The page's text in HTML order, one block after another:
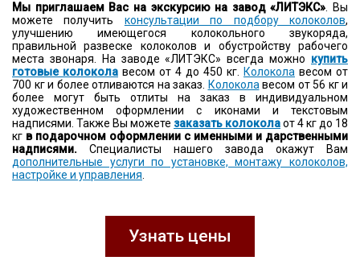
Мы приглашаем Вас на экскурсию на завод «ЛИТЭКС» . Вы
можете получить консультации по подбору колоколов,
улучшению имеющегося колокольного звукоряда,
правильной развеске колоколов и обустройству рабочего
места звонаря. На заводе «ЛИТЭКС» всегда можно купить
готовые колокола весом от 4 до 450 кг. Колокола весом от
700 кг и более отливаются на заказ.
Колокола весом от 56 кг и
более могут быть отлиты на заказ в индивидуальном
художественном оформлении с иконами и текстовым
надписями. Также Вы можете заказать колоколаот 4 кг до 18
кг в подарочном оформлении с именными и дарственными
надписями. Специалисты нашего завода окажут Вам
дополнительные услуги по установке, монтажу колоколов,
настройке и управления
Узнать цены